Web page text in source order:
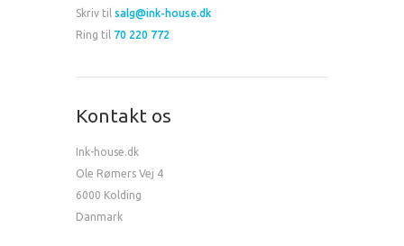
Skriv til salg@ink-house.dk
Ring til 70 220 772
Kontakt os
Ink-house.dk
Ole Rømers Vej 4
6000 Kolding
Danmark